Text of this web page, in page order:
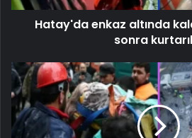
Hatay'da enkaz altında
sonra